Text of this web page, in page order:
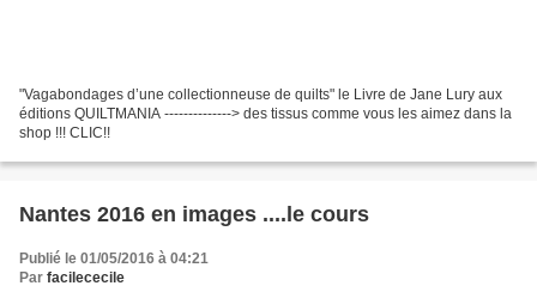
"Vagabondages d’une collectionneuse de quilts" le Livre de Jane Lury aux
éditions QUILTMANIA --------------> des tissus comme vous les aimez dans la
shop !!! CLIC!!
Nantes 2016 en images ....le cours
Publié le 01/05/2016 à 04:21
Par facilececile